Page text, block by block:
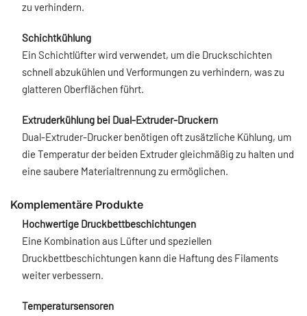
zu verhindern.
Schichtkühlung
Ein Schichtlüfter wird verwendet, um die Druckschichten
schnell abzukühlen und Verformungen zu verhindern, was zu
glatteren Oberflächen führt.
Extruderkühlung bei Dual-Extruder-Druckern
Dual-Extruder-Drucker benötigen oft zusätzliche Kühlung, um
die Temperatur der beiden Extruder gleichmäßig zu halten und
eine saubere Materialtrennung zu ermöglichen.
Komplementäre Produkte
Hochwertige Druckbettbeschichtungen
Eine Kombination aus Lüfter und speziellen
Druckbettbeschichtungen kann die Haftung des Filaments
weiter verbessern.
Temperatursensoren